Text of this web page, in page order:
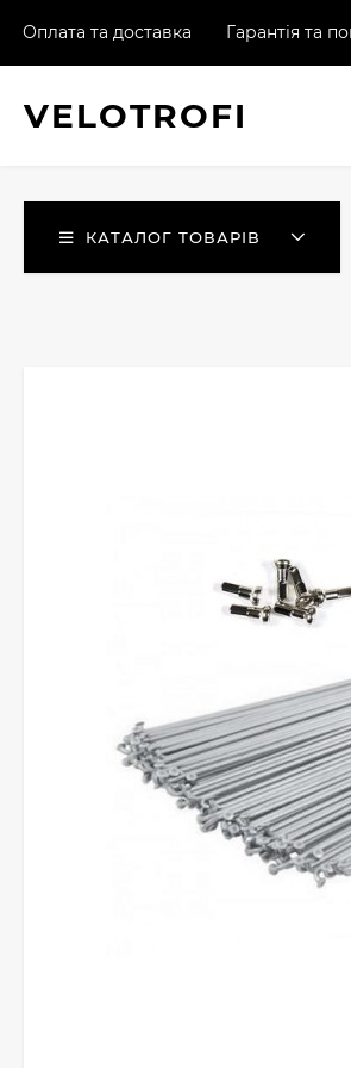
Оплата та доставка Гарантія та
VELOTROFI
КАТАЛОГ ТОВАРІВ